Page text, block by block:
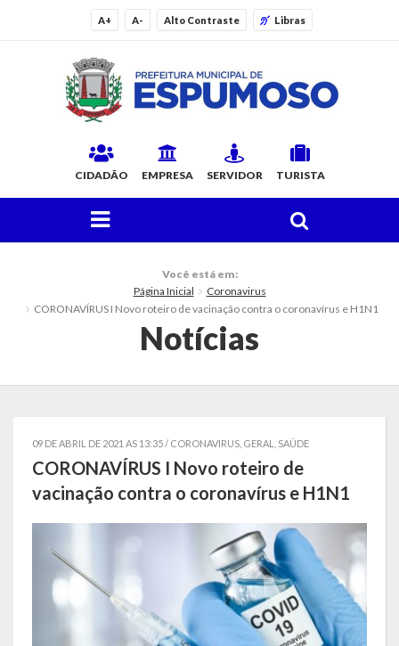
A+ A- Alto Contraste Libras
CIDADÃO EMPRESA SERVIDOR TURISTA
Histórico
Governo
Conselhos Municipais
Gabinete do Prefeito Municipal
Procuradoria e Assessoria Jurídica
Você está em:
Página Inicial
Coronavirus
CORONAVÍRUS I Novo roteiro de vacinação contra o coronavírus e H1N1
Notícias
09 DE ABRIL DE 2021 AS 13:35 / CORONAVIRUS GERAL SAÚDE
CORONAVÍRUS I Novo roteiro de
vacinação contra o coronavírus e H1N1